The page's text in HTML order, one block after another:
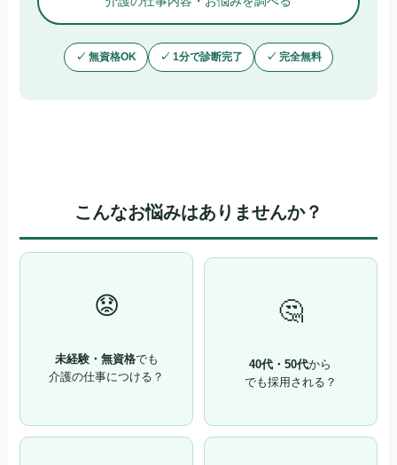
✓ 無資格OK ✓ 1分で診断完了 ✓ 完全無料
こんなお悩みはありませんか？
😟
未経験・無資格でも
介護の仕事につける？
🤔
40代・50代から
でも採用される？